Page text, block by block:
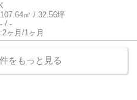
107.64㎡ / 32.56坪
- / -
2ヶ月/1ヶ月
をもっと見る